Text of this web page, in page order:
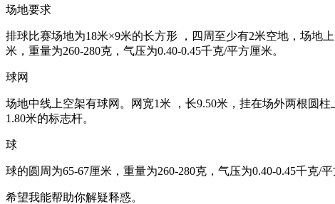
场地要求
排球比赛场地为18米×9米的长方形 ，四周至少有2米空地，场地
米，重量为260-280克，气压为0.40-0.45千克/平方厘米。
球网
场地中线上空架有球网。网宽1米 ，长9.50米，挂在场外两根圆
1.80米的标志杆。
球
球的圆周为65-67厘米，重量为260-280克，气压为0.40-0.45千克/平
希望我能帮助你解疑释惑。